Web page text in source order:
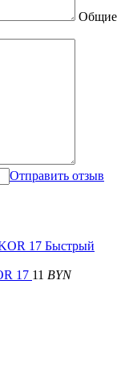
Общие
Отправить отзыв
Быстрый
17 11 BYN